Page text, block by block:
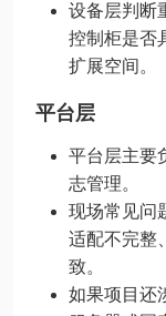
设备层判断
控制柜是否
扩展空间。
平台层
平台层主要
志管理。
现场常见问
适配不完整
致。
如果项目还